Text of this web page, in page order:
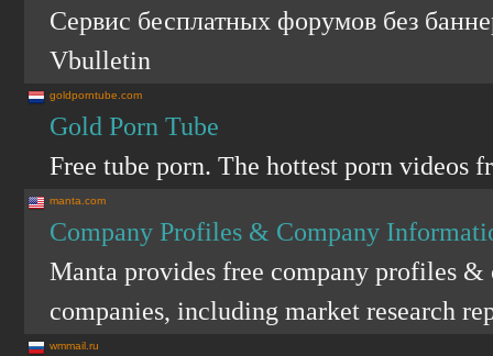
Сервис бесплатных форумов без
Vbulletin
goldporntube.com
Gold Porn Tube
Free tube porn. The hottest porn videos
manta.com
Company Profiles & Company
Manta provides free company profiles
companies, including market research
wmmail.ru